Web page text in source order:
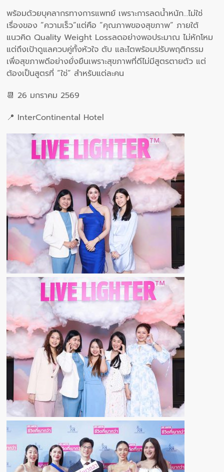
พร้อมด้วยบุคลากรทางการแพทย์ เพราะการลดน้ำหนัก…ไม่ใช่
เรื่องของ “ความเร็ว”แต่คือ “คุณภาพของสุขภาพ” ภายใต้
แนวคิด Quality Weight Lossลดอย่างพอประมาณ ไม่หักโหม
แต่ถึงเป้าดูแลควบคู่ทั้งหัวใจ ตับ และไตพร้อมปรับพฤติกรรม
เพื่อสุขภาพดีอย่างยั่งยืนเพราะสุขภาพที่ดีไม่มีสูตรตายตัว แต่
ต้องเป็นสูตรที่ “ใช่” สำหรับแต่ละคน
📆 26 มกราคม 2569
📍 InterContinental Hotel